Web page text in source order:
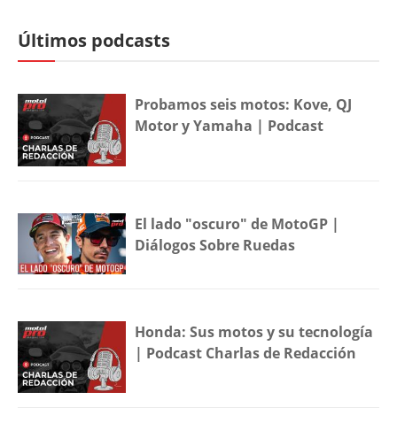
Últimos podcasts
Probamos seis motos: Kove, QJ
Motor y Yamaha | Podcast
El lado "oscuro" de MotoGP |
Diálogos Sobre Ruedas
Honda: Sus motos y su tecnología
| Podcast Charlas de Redacción